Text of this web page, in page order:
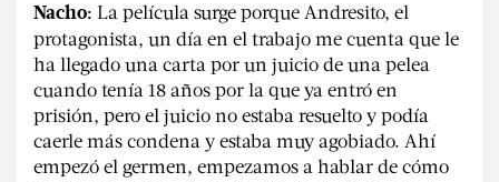
Nacho: La película surge porque Andresito, el
protagonista, un día en el trabajo me cuenta que le
ha llegado una carta por un juicio de una pelea
cuando tenía 18 años por la que ya entró en
prisión, pero el juicio no estaba resuelto y podía
caerle más condena y estaba muy agobiado. Ahí
empezó el germen, empezamos a hablar de cómo